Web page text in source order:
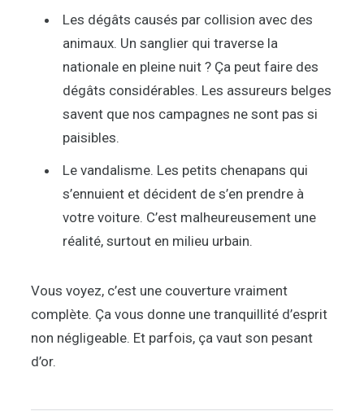
Les dégâts causés par collision avec des
animaux. Un sanglier qui traverse la
nationale en pleine nuit ? Ça peut faire des
dégâts considérables. Les assureurs belges
savent que nos campagnes ne sont pas si
paisibles.
Le vandalisme. Les petits chenapans qui
s’ennuient et décident de s’en prendre à
votre voiture. C’est malheureusement une
réalité, surtout en milieu urbain.
Vous voyez, c’est une couverture vraiment
complète. Ça vous donne une tranquillité d’esprit
non négligeable. Et parfois, ça vaut son pesant
d’or.